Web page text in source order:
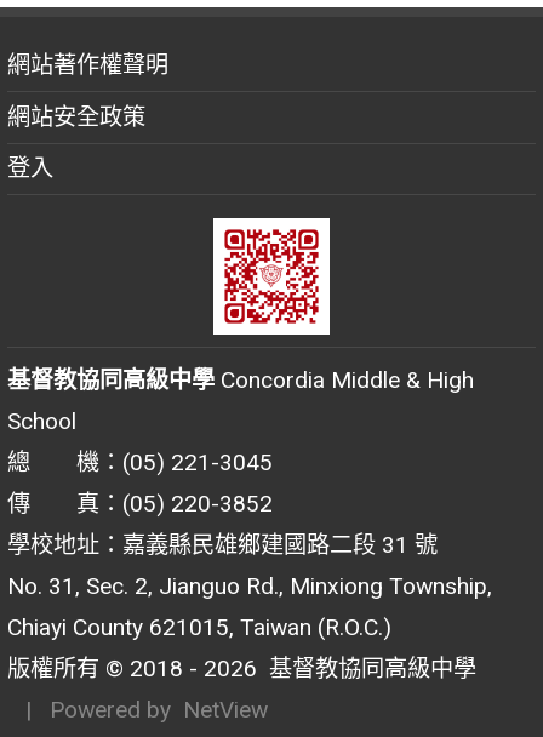
網站著作權聲明
網站安全政策
登入
基督教協同高級中學 Concordia Middle & High
School
總 機：(05) 221-3045
傳 真：(05) 220-3852
學校地址：嘉義縣民雄鄉建國路二段 31 號
No. 31, Sec. 2, Jianguo Rd., Minxiong Township,
Chiayi County 621015, Taiwan (R.O.C.)
版權所有 © 2018 - 2026 基督教協同高級中學
| Powered by NetView